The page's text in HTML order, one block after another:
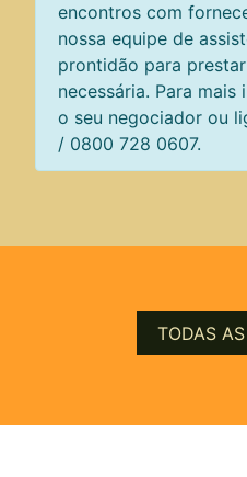
encontros com
nossa equipe de
prontidão para
necessária. Para
o seu negociador ou
/ 0800 728 0607.
TODAS